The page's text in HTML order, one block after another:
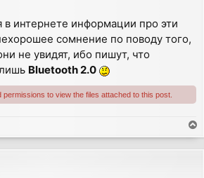
в интернете информации про эти
сомнение по поводу того,
не увидят, ибо пишут, что
Bluetooth 2.0
permissions to view the files attached to this post.
o
p